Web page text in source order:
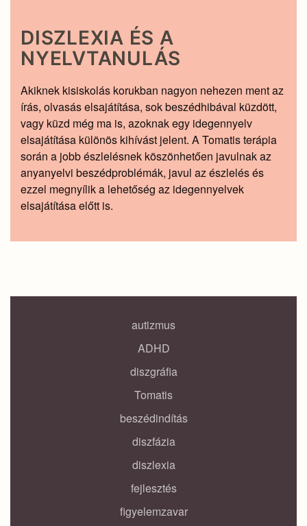
DISZLEXIA ÉS A
NYELVTANULÁS
Akiknek kisiskolás korukban nagyon nehezen ment az
írás, olvasás elsajátítása, sok beszédhibával küzdött,
vagy küzd még ma is, azoknak egy idegennyelv
elsajátítása különös kihívást jelent. A Tomatis terápia
során a jobb észlelésnek köszönhetően javulnak az
anyanyelvi beszédproblémák, javul az észlelés és
ezzel megnyílik a lehetőség az idegennyelvek
elsajátítása előtt is.
autizmus
ADHD
diszgráfia
Tomatis
beszédindítás
diszfázia
diszlexia
fejlesztés
figyelemzavar